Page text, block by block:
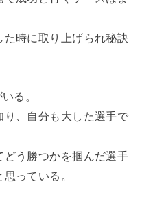
時に取り上げられ秘訣
る。
り、自分も大した選手で
どう勝つかを掴んだ選手
っている。